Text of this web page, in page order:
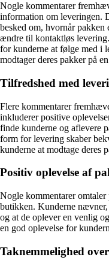
Nogle kommentarer
information om leveringen.
besked om, hvornår pakken
ændre til kontaktløs
for kunderne at følge med i
modtager deres pakker på
Tilfredshed med
Flere kommentarer
inkluderer positive
finde kunderne og aflevere
form for levering skaber
kunderne at modtage deres
Positiv oplevelse af
Nogle kommentarer
butikken. Kunderne nævner,
og at de oplever en venlig
en god oplevelse for
Taknemmelighed